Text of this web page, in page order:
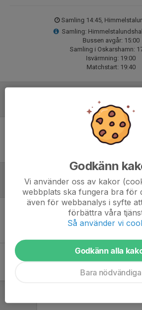
Samling 14:45,
Samling:
Bussen avgår: 15:00
Samling i Oskarshamn:
Isvärmning: 19:00
Matchstart: 19:40
Ingen uppställning
Inför match
Inget skrivet
Godkänn
Vi använder oss av kakor
webbplats ska fungera bra för
även för webbanalys i syfte
förbättra våra
Så använder vi
Godkänn alla
Bara nödvändiga